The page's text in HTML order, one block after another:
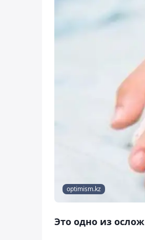
optimism.kz
Это одно из